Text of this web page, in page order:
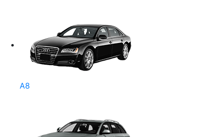
A8